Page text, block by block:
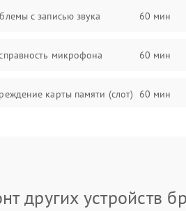
с записью звука 60 мин
микрофона 60 мин
карты памяти (слот) 60 мин
других устройств